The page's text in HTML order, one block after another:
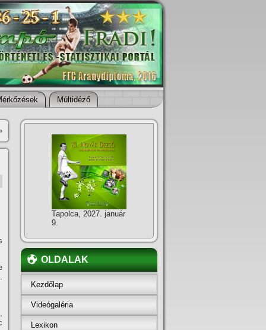
Múltidéző
Tapolca, 2027. január
9.
OLDALAK
Kezdőlap
Videógaléria
Lexikon